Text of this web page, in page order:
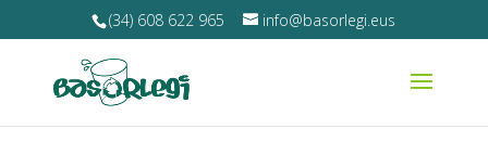
(34) 608 622 965 info@basorlegi.eus